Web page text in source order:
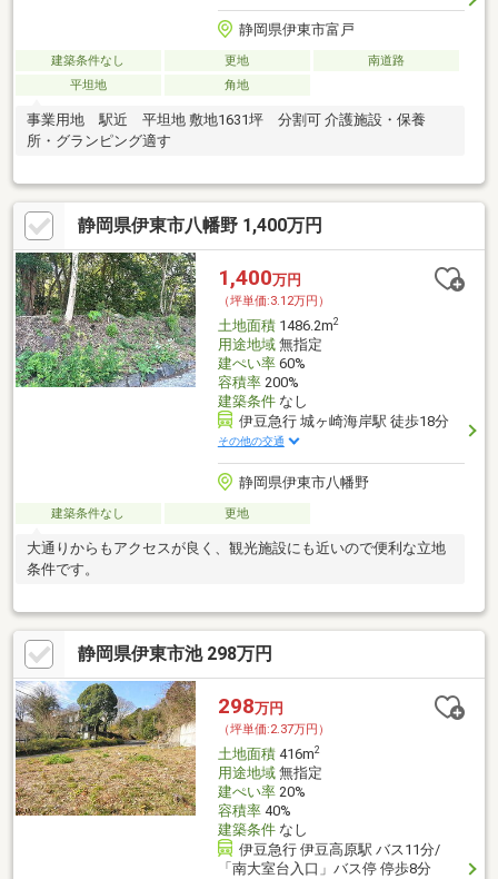
静岡県伊東市富戸
建築条件なし 更地
南道路
平坦地
角地
事業用地 駅近 平坦地 敷地1631坪 分割可 介護施設・保養
所・グランピング適す
静岡県伊東市八幡野 1,400万円
1,400万円
（坪単価:3.12万円）
土地面積1486.2m2
用途地域無指定
建ぺい率60%
容積率200%
建築条件なし
伊豆急行 城ヶ崎海岸駅 徒歩18分
その他の交通
静岡県伊東市八幡野
建築条件なし 更地
大通りからもアクセスが良く、観光施設にも近いので便利な立地
条件です。
静岡県伊東市池 298万円
298万円
（坪単価:2.37万円）
土地面積416m2
用途地域無指定
建ぺい率20%
容積率40%
建築条件なし
伊豆急行 伊豆高原駅 バス11分/
「南大室台入口」バス停 停歩8分